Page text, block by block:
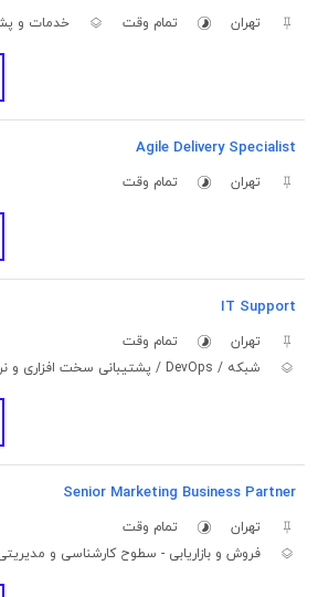
تهران تمام وقت خدمات و
Agile Delivery Specialist
تهران تمام وقت
IT Support
تهران
تمام وقت
شبکه / DevOps / پشتیبانی سخت افزاری و نرم افزاری
Senior Marketing Business Partner
تهران
تمام وقت
فروش و بازاریابی - سطوح کارشناسی و